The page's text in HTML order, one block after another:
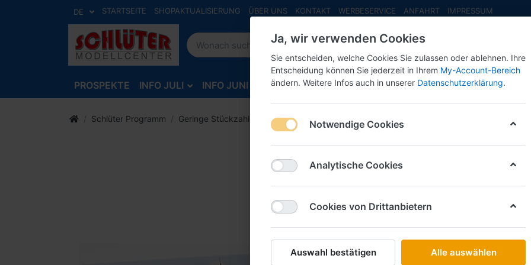
DE STARTSEITE SHOPAKTUALISIERUNG ÜBER UNS KONTAKT WERBESERVICE ANFAHRT IMPRESSUM
PROSPEKTE INFO JULI INFO JUNI INFO MAI NEU EINGETROFFEN NEUHEITEN
Schlüter Programm Geringe Stückzahlen Scania P-Serie Kipper 4achs -OLM Design- (oliv) -- geringe
Schlüter
OLM
Art.-Nr.
Ja, wir verwenden Cookies
Sie entscheiden, welche Cookies Sie zulassen oder ablehnen. Ihre
Entscheidung können Sie jederzeit in Ihrem My-Account-Bereich
ändern. Weitere Infos auch in unserer Datenschutzerklärung.
Notwendige Cookies
Analytische Cookies
Cookies von Drittanbietern
Auswahl bestätigen Alle auswählen